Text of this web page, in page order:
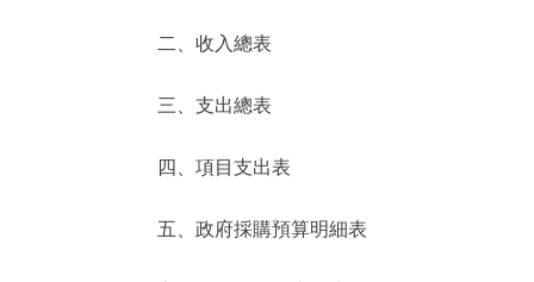
參與調查
走進北京
北京概況
綠色北京
二、收入總表
三、支出總表
四、項目支出表
五、政府採購預算明細表